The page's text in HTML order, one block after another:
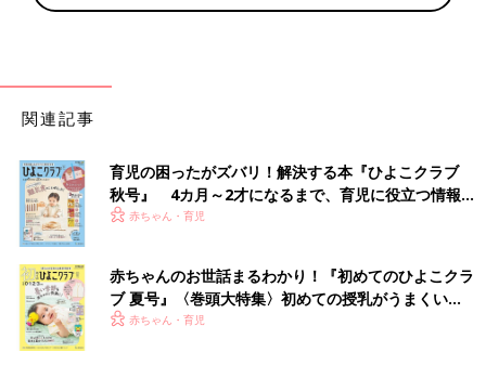
関連記事
育児の困ったがズバリ！解決する本『ひよこクラブ
秋号』 4カ月～2才になるまで、育児に役立つ情報が
いっぱい！
赤ちゃん・育児
赤ちゃんのお世話まるわかり！『初めてのひよこクラ
ブ 夏号』〈巻頭大特集〉初めての授乳がうまくい
く！ おっぱい・ミルクの基本と夏のトラブル 解決テ
赤ちゃん・育児